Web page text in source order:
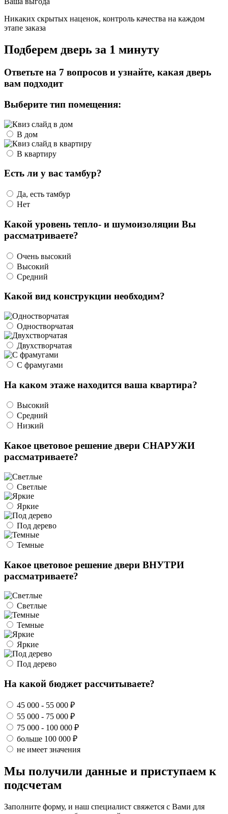
Никаких скрытых наценок, контроль качества на каждом
этапе заказа
Подберем дверь за 1 минуту
Ответьте на 7 вопросов и узнайте, какая дверь
вам подходит
Выберите тип помещения:
В дом
В квартиру
Есть ли у вас тамбур?
Да, есть тамбур
Нет
Какой уровень тепло- и шумоизоляции Вы
рассматриваете?
Очень высокий
Высокий
Средний
Какой вид конструкции необходим?
Одностворчатая
Двухстворчатая
С фрамугами
На каком этаже находится ваша квартира?
Высокий
Средний
Низкий
Какое цветовое решение двери СНАРУЖИ
рассматриваете?
Светлые
Яркие
Под дерево
Темные
Какое цветовое решение двери ВНУТРИ
рассматриваете?
Светлые
Темные
Яркие
Под дерево
На какой бюджет рассчитываете?
45 000 - 55 000 ₽
55 000 - 75 000 ₽
75 000 - 100 000 ₽
больше 100 000 ₽
не имеет значения
Мы получили данные и приступаем к
подсчетам
Заполните форму, и наш специалист свяжется с Вами для